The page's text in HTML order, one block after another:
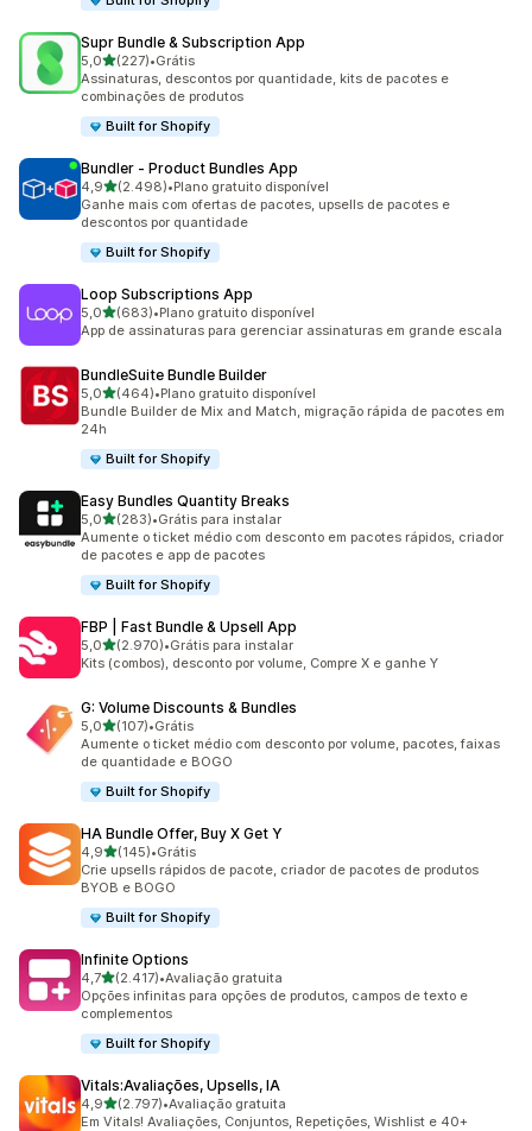
Supr Bundle & Subscription App
5,0de 5 estrelas
(227)
227 avaliações ao todo
•Grátis
Assinaturas, descontos por quantidade, kits de pacotes e
combinações de produtos
Built for Shopify
Bundler ‑ Product Bundles App
4,9de 5 estrelas
(2.498)
2498 avaliações ao todo
•Plano gratuito disponível
Ganhe mais com ofertas de pacotes, upsells de pacotes e
descontos por quantidade
Built for Shopify
Loop Subscriptions App
5,0de 5 estrelas
(683)
683 avaliações ao todo
•Plano gratuito disponível
App de assinaturas para gerenciar assinaturas em grande escala
BundleSuite Bundle Builder
5,0de 5 estrelas
(464)
464 avaliações ao todo
•Plano gratuito disponível
Bundle Builder de Mix and Match, migração rápida de pacotes em
24h
Built for Shopify
Easy Bundles Quantity Breaks
5,0de 5 estrelas
(283)
283 avaliações ao todo
•Grátis para instalar
Aumente o ticket médio com desconto em pacotes rápidos, criador
de pacotes e app de pacotes
Built for Shopify
FBP | Fast Bundle & Upsell App
5,0de 5 estrelas
(2.970)
2970 avaliações ao todo
•Grátis para instalar
Kits (combos), desconto por volume, Compre X e ganhe Y
G: Volume Discounts & Bundles
5,0de 5 estrelas
(107)
107 avaliações ao todo
•Grátis
Aumente o ticket médio com desconto por volume, pacotes, faixas
de quantidade e BOGO
Built for Shopify
HA Bundle Offer, Buy X Get Y
4,9de 5 estrelas
(145)
145 avaliações ao todo
•Grátis
Crie upsells rápidos de pacote, criador de pacotes de produtos
BYOB e BOGO
Built for Shopify
Infinite Options
4,7de 5 estrelas
(2.417)
2417 avaliações ao todo
•Avaliação gratuita
Opções infinitas para opções de produtos, campos de texto e
complementos
Built for Shopify
Vitals:Avaliações, Upsells, IA
4,9de 5 estrelas
(2.797)
2797 avaliações ao todo
•Avaliação gratuita
Em Vitals! Avaliações, Conjuntos, Repetições, Wishlist e 40+